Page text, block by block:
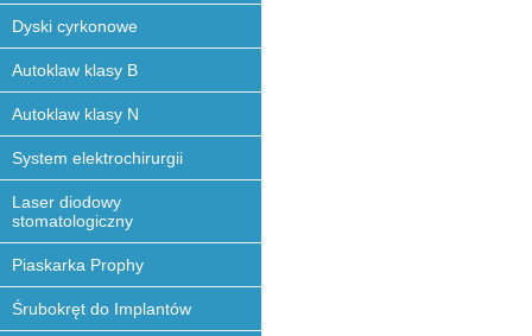
Dyski cyrkonowe
Autoklaw klasy B
Autoklaw klasy N
System elektrochirurgii
Laser diodowy
stomatologiczny
Piaskarka Prophy
Śrubokręt do Implantów